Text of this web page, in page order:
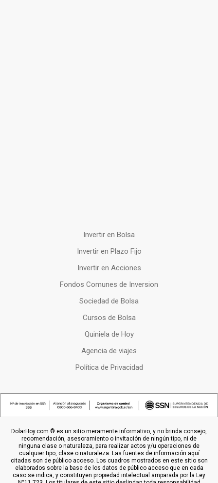
Invertir en Bolsa
Invertir en Plazo Fijo
Invertir en Acciones
Fondos Comunes de Inversion
Sociedad de Bolsa
Cursos de Bolsa
Quiniela de Hoy
Agencia de viajes
Política de Privacidad
DolarHoy.com ® es un sitio meramente informativo, y no brinda consejo,
recomendación, asesoramiento o invitación de ningún tipo, ni de
ninguna clase o naturaleza, para realizar actos y/u operaciones de
cualquier tipo, clase o naturaleza. Las fuentes de información aquí
citadas son de público acceso. Los cuadros mostrados en este sitio son
elaborados sobre la base de los datos de público acceso que en cada
caso se indica, y constituyen propiedad intelectual amparada por la Ley